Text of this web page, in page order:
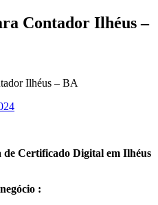
Contador Ilhéus –
Ilhéus – BA
Certificado Digital em Ilhéus
: